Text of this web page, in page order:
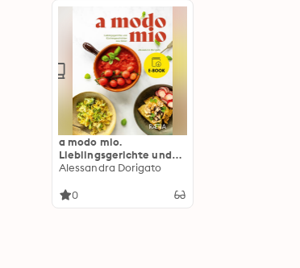
a modo mio.
Lieblingsgerichte und
Küchengeschichten aus
Alessandra Dorigato
0